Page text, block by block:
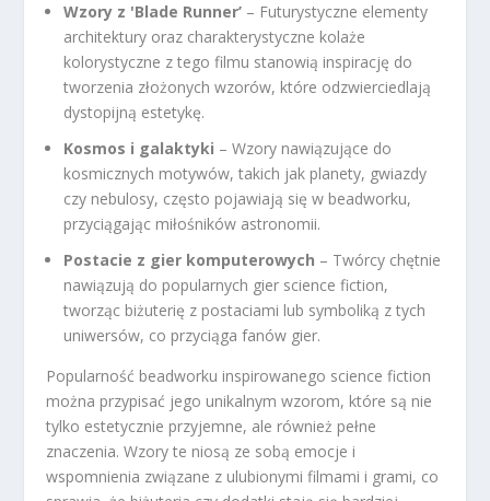
Wzory z 'Blade Runner’ – Futurystyczne elementy
architektury oraz charakterystyczne kolaże
kolorystyczne z tego filmu stanowią inspirację do
tworzenia złożonych wzorów, które odzwierciedlają
dystopijną estetykę.
Kosmos i galaktyki – Wzory nawiązujące do
kosmicznych motywów, takich jak planety, gwiazdy
czy nebulosy, często pojawiają się w beadworku,
przyciągając miłośników astronomii.
Postacie z gier komputerowych – Twórcy chętnie
nawiązują do popularnych gier science fiction,
tworząc biżuterię z postaciami lub symboliką z tych
uniwersów, co przyciąga fanów gier.
Popularność beadworku inspirowanego science fiction
można przypisać jego unikalnym wzorom, które są nie
tylko estetycznie przyjemne, ale również pełne
znaczenia. Wzory te niosą ze sobą emocje i
wspomnienia związane z ulubionymi filmami i grami, co